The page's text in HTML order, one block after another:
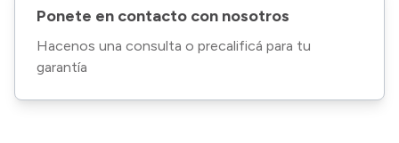
Ponete en contacto con nosotros
Hacenos una consulta o precalificá para tu
garantía